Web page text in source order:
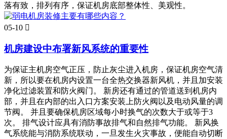
落有致，排列有序，保证机房底部整体性、美观性。
05-10 
机房建设中布署新风系统的重要性
为保证主机房空气正压，防止灰尘进入机房，保证机房空气清
新，所以要在机房内设置一台全热交换器新风机，并且加安装
净化过滤装置和防火阀门。 新房还有通过的管道送到机房内
部，并且在内部的出入口方案安装上防火阀以及电动风量的调
节阀。 并且要确保机房区域每小时换气的次数大于或等于3
次。 排气设计应具有消防事故排气和自然排气功能。 新风换
气系统能与消防系统联动，一旦发生火灾事故，便能自动切断